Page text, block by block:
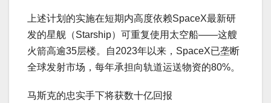
上述计划的实施在短期内高度依赖SpaceX最新研
发的星舰（Starship）可重复使用太空船——这艘
火箭高逾35层楼。自2023年以来，SpaceX已垄断
全球发射市场，每年承担向轨道运送物资的80%。
马斯克的忠实手下将获数十亿回报